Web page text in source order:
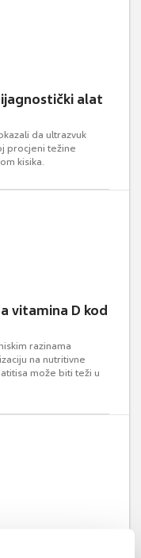
alat
da ultrazvuk
procjeni težine
kisika.
vitamina D kod
razinama
na nutritivne
može biti teži u